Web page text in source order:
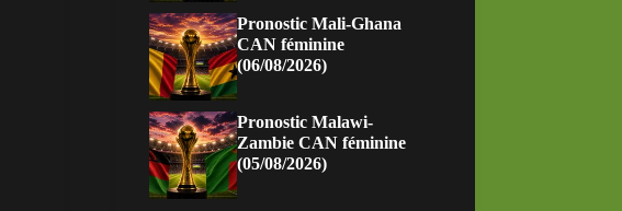
Pronostic Mali-Ghana
CAN féminine
(06/08/2026)
Pronostic Malawi-
Zambie CAN féminine
(05/08/2026)